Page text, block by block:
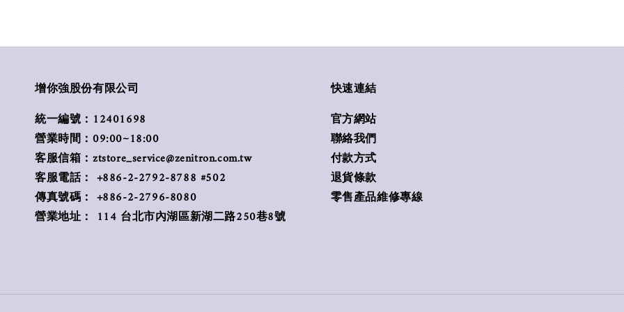
增你強股份有限公司
統一編號：12401698
營業時間：09:00~18:00
客服信箱：ztstore_service@zenitron.com.tw
客服電話： +886-2-2792-8788 #502
傳真號碼： +886-2-2796-8080
營業地址： 114 台北市內湖區新湖二路250巷8號
快速連結
官方網站
聯絡我們
付款方式
退貨條款
零售產品維修專線